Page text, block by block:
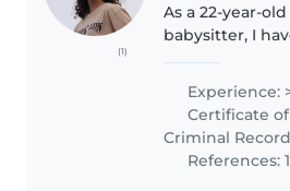
(1)
As a 22-year-
babysitter, I
to teenagers,
years. I am
French, and
Experience:
Certificate
References: 1